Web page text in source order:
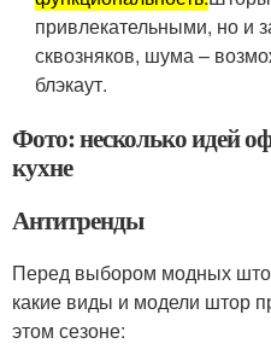
привлекательными, но и
сквозняков, шума –
блэкаут.
Фото: несколько идей
кухне
Антитренды
Перед выбором модных
какие виды и модели штор
этом сезоне: